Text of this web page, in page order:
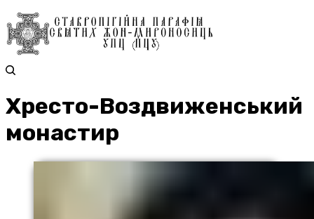
Хресто-Воздвиженський
монастир